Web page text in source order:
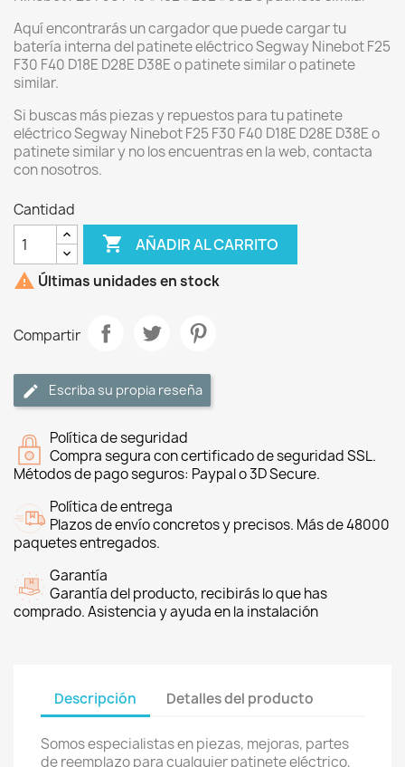
Aquí encontrarás un cargador que puede cargar tu
batería interna del patinete eléctrico Segway Ninebot F25
F30 F40 D18E D28E D38E o patinete similar o patinete
similar.
Si buscas más piezas y repuestos para tu patinete
eléctrico Segway Ninebot F25 F30 F40 D18E D28E D38E o
patinete similar y no los encuentras en la web, contacta
con nosotros.
Cantidad
 AÑADIR AL CARRITO
 Últimas unidades en stock
Compartir
Escriba su propia reseña
Política de seguridad
Compra segura con certificado de seguridad SSL.
Métodos de pago seguros: Paypal o 3D Secure.
Política de entrega
Plazos de envío concretos y precisos. Más de 48000
paquetes entregados.
Garantía
Garantía del producto, recibirás lo que has
comprado. Asistencia y ayuda en la instalación
Descripción Detalles del producto
Somos especialistas en piezas, mejoras, partes
de reemplazo para cualquier patinete eléctrico,